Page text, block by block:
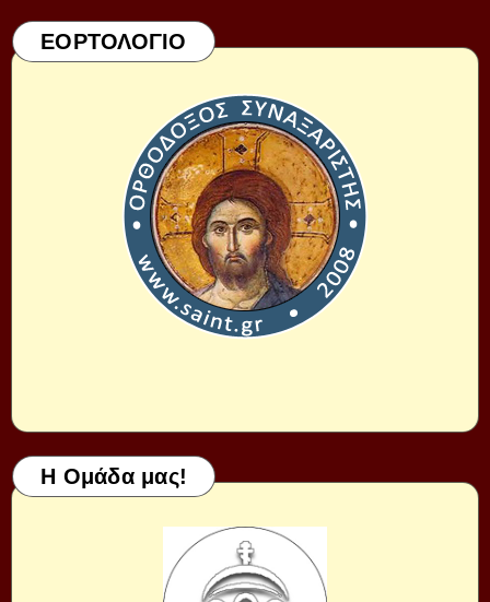
ΕΟΡΤΟΛΟΓΙΟ
Η Ομάδα μας!